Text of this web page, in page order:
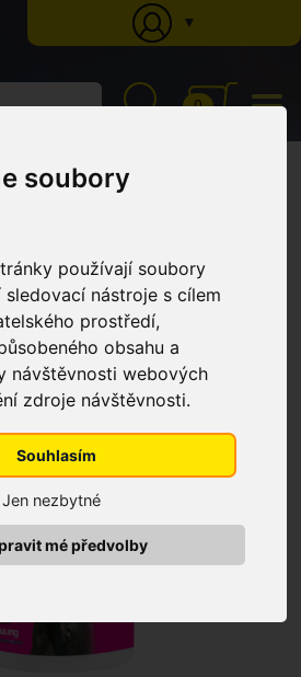
soubory
používají soubory
nástroje s cílem
prostředí,
obsahu a
návštěvnosti webových
zdroje návštěvnosti.
Souhlasím
Jen nezbytné
mé předvolby
▼
0
a vitamíny, kyblík 1,2kg
koně náchylné k
s probiotiky,
kyblík